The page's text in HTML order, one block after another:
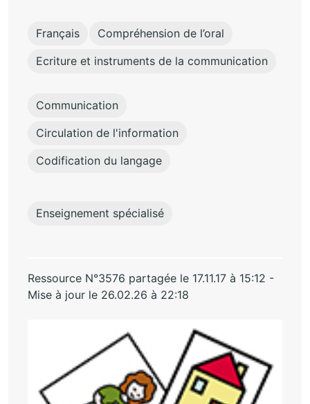
Français
Compréhension de l’oral
Ecriture et instruments de la communication
Communication
Circulation de l'information
Codification du langage
Enseignement spécialisé
Ressource N°3576 partagée le 17.11.17 à 15:12 -
Mise à jour le 26.02.26 à 22:18